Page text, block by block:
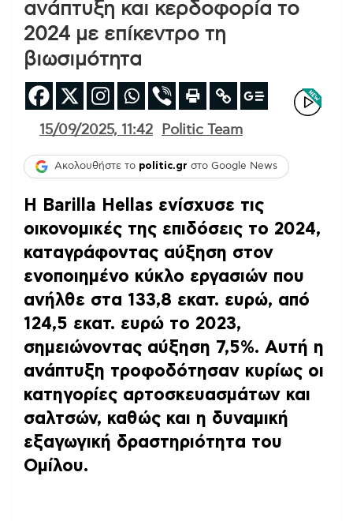
ανάπτυξη και κερδοφορία το
2024 με επίκεντρο τη
βιωσιμότητα
15/09/2025, 11:42 Politic Team
Ακολουθήστε το politic.gr στο Google News
Η Barilla Hellas ενίσχυσε τις
οικονομικές της επιδόσεις το 2024,
καταγράφοντας αύξηση στον
ενοποιημένο κύκλο εργασιών που
ανήλθε στα 133,8 εκατ. ευρώ, από
124,5 εκατ. ευρώ το 2023,
σημειώνοντας αύξηση 7,5%. Αυτή η
ανάπτυξη τροφοδότησαν κυρίως οι
κατηγορίες αρτοσκευασμάτων και
σαλτσών, καθώς και η δυναμική
εξαγωγική δραστηριότητα του
Ομίλου.